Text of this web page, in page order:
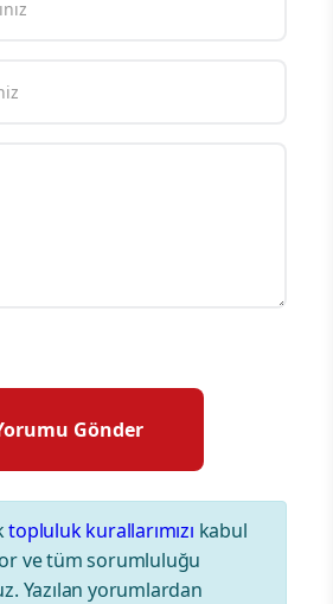
topluluk kurallarımızı kabul
ve tüm sorumluluğu
Yazılan yorumlardan